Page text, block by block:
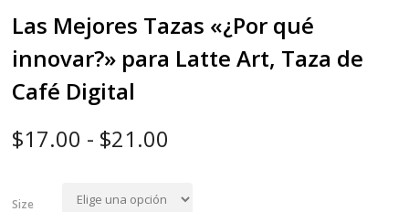
Las Mejores Tazas «¿Por qué
innovar?» para Latte Art, Taza de
Café Digital
$17.00 - $21.00
precios:
Size